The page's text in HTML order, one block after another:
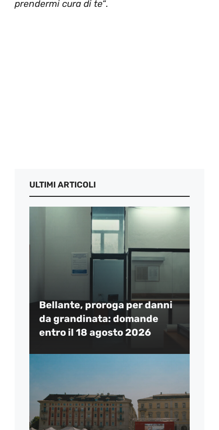
prendermi cura di te“.
ULTIMI ARTICOLI
Bellante, proroga per danni
da grandinata: domande
entro il 18 agosto 2026